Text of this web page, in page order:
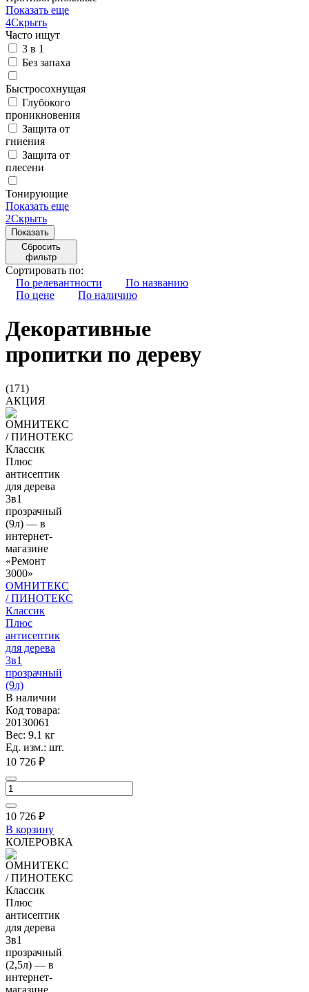
Показать еще
4Скрыть
Часто ищут
3 в 1
Без запаха
Быстросохнущая
Глубокого
проникновения
Защита от
гниения
Защита от
плесени
Тонирующие
Показать еще
2Скрыть
Сбросить
фильтр
Сортировать по:
По релевантности
По названию
По цене
По наличию
Декоративные
пропитки по дереву
(171)
АКЦИЯ
ОМНИТЕКС
/ ПИНОТЕКС
Классик
Плюс
антисептик
для дерева
3в1
прозрачный
(9л)
В наличии
Код товара:
20130061
Вес: 9.1 кг
Ед. изм.: шт.
10 726 ₽
10 726 ₽
В корзину
КОЛЕРОВКА